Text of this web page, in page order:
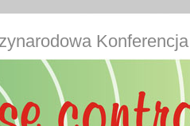
Konferencja